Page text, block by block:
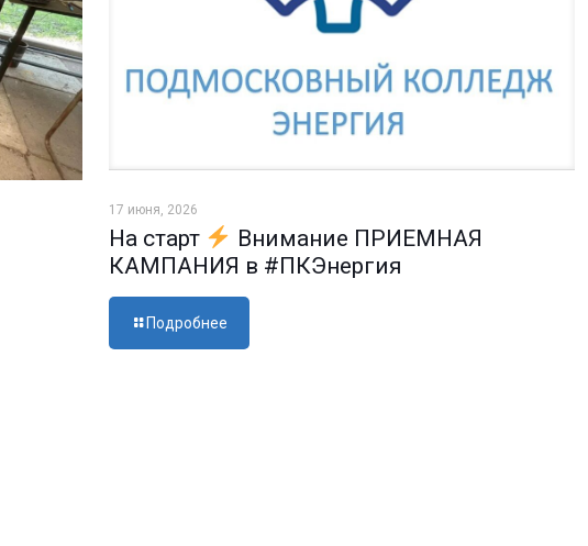
17 июня, 2026
На старт
Внимание ПРИЕМНАЯ
КАМПАНИЯ в #ПКЭнергия
Подробнее